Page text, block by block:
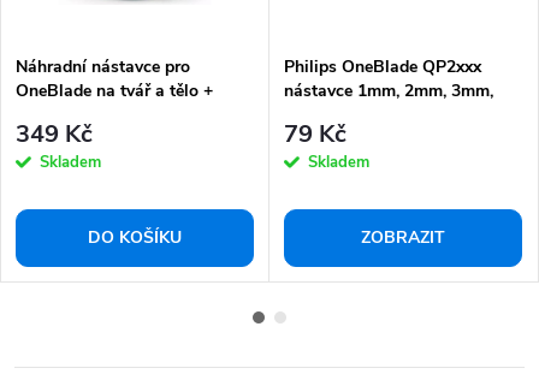
Náhradní nástavce pro
OneBlade na tvář a tělo +
349 Kč
Skladem
DO KOŠÍKU
Philips OneBlade QP2xxx
nástavce 1mm, 2mm, 3mm,
79 Kč
Skladem
ZOBRAZIT